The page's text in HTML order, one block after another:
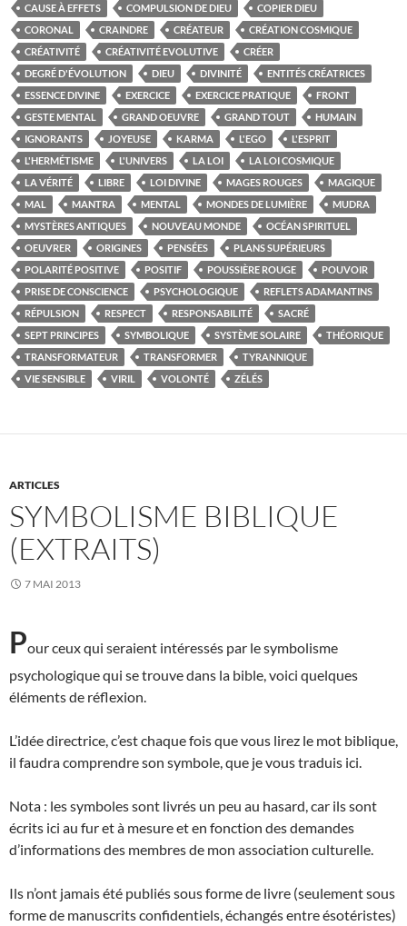
CAUSE À EFFETS
COMPULSION DE DIEU
COPIER DIEU
CORONAL
CRAINDRE CRÉATEUR
CRÉATION COSMIQUE
CRÉATIVITÉ
CRÉATIVITÉ EVOLUTIVE
CRÉER
DEGRÉ D'ÉVOLUTION
DIEU DIVINITÉ
ENTITÉS CRÉATRICES
ESSENCE DIVINE
EXERCICE EXERCICE PRATIQUE
FRONT
GESTE MENTAL
GRAND OEUVRE GRAND TOUT
HUMAIN
IGNORANTS
JOYEUSE KARMA L'EGO
L'ESPRIT
L'HERMÉTISME
L'UNIVERS LA LOI
LA LOI COSMIQUE
LA VÉRITÉ
LIBRE LOI DIVINE MAGES ROUGES
MAGIQUE
MAL
MANTRA MENTAL MONDES DE LUMIÈRE
MUDRA
MYSTÈRES ANTIQUES
NOUVEAU MONDE
OCÉAN SPIRITUEL
OEUVRER
ORIGINES PENSÉES
PLANS SUPÉRIEURS
POLARITÉ POSITIVE
POSITIF POUSSIÈRE ROUGE
POUVOIR
PRISE DE CONSCIENCE
PSYCHOLOGIQUE
REFLETS ADAMANTINS
RÉPULSION
RESPECT RESPONSABILITÉ
SACRÉ
SEPT PRINCIPES
SYMBOLIQUE SYSTÈME SOLAIRE
THÉORIQUE
TRANSFORMATEUR
TRANSFORMER
TYRANNIQUE
VIE SENSIBLE
VIRIL VOLONTÉ ZÉLÉS
ARTICLES
SYMBOLISME BIBLIQUE
(EXTRAITS)
7 MAI 2013
Pour ceux qui seraient intéressés par le symbolisme
psychologique qui se trouve dans la bible, voici quelques
éléments de réflexion.
L’idée directrice, c’est chaque fois que vous lirez le mot biblique,
il faudra comprendre son symbole, que je vous traduis ici.
Nota : les symboles sont livrés un peu au hasard, car ils sont
écrits ici au fur et à mesure et en fonction des demandes
d’informations des membres de mon association culturelle.
Ils n’ont jamais été publiés sous forme de livre (seulement sous
forme de manuscrits confidentiels, échangés entre ésotéristes)